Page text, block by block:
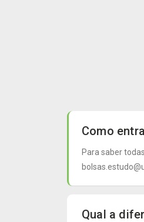
Como
Para saber
Qual a